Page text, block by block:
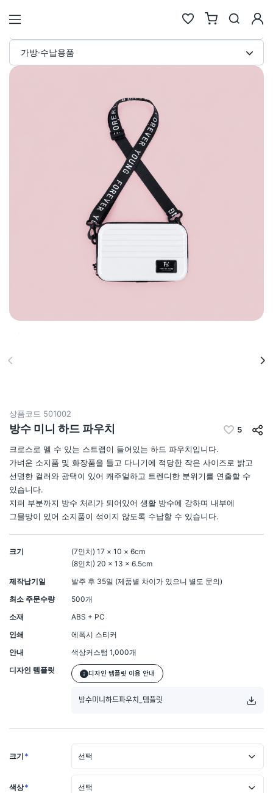
방수 미니 하드 파우치 커스텀 제
검색
#포트폴리오 #키캡키링
new
new
same
new
6
7
8
키링
키캡
10카메라
가방·수납용품
상품코드 501002
방수 미니 하드 파우치 5
크로스로 멜 수 있는 스트랩이 들어있는 하드 파우치입니다.
가벼운 소지품 및 화장품을 들고 다니기에 적당한 작은 사이즈로 밝고
선명한 컬러와 광택이 있어 캐주얼하고 트렌디한 분위기를 연출할 수
있습니다.
지퍼 부분까지 방수 처리가 되어있어 생활 방수에 강하며 내부에
그물망이 있어 소지품이 섞이지 않도록 수납할 수 있습니다.
크기
(7인치) 17 × 10 × 6cm
(8인치) 20 × 13 × 6.5cm
제작납기일
발주 후 35일 (제품별 차이가 있으니 별도 문의)
최소 주문수량
500개
소재
ABS + PC
인쇄
에폭시 스티커
안내
색상커스텀 1,000개
디자인 템플릿
디자인 템플릿 이용 안내
방수미니하드파우치_템플릿
크기 * 선택
색상* 선택